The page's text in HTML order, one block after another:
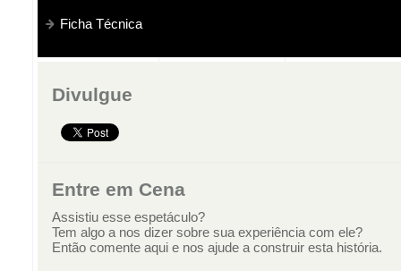
Ficha Técnica
Divulgue
Entre em Cena
Assistiu esse espetáculo?
Tem algo a nos dizer sobre sua experiência com ele?
Então comente aqui e nos ajude a construir esta história.